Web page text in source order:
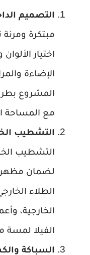
التصميم
مبتكرة ومرنة
اختيار
الإضاءة
المشروع
مع المساحة
التشطيب
التشطيب
لضمان مظهر
الطلاء
الخارجية،
الفيلا لمسة
السباكة